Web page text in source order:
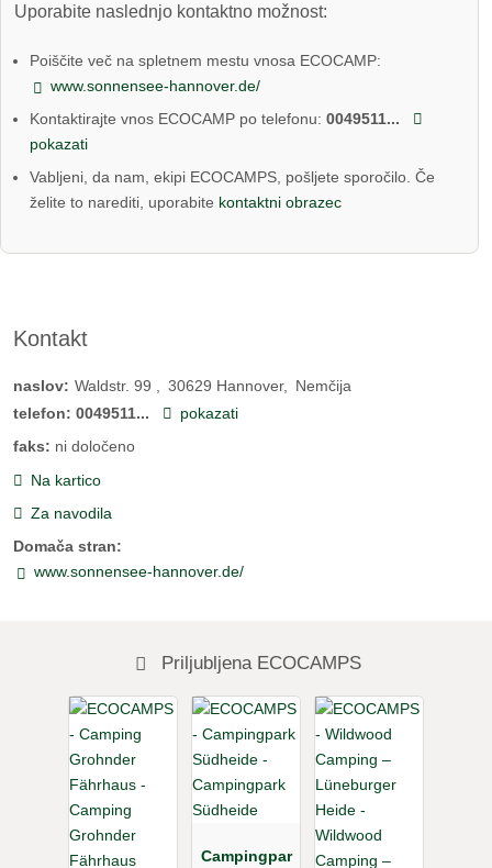
Uporabite naslednjo kontaktno možnost:
Poiščite več na spletnem mestu vnosa ECOCAMP:
www.sonnensee-hannover.de/
Kontaktirajte vnos ECOCAMP po telefonu:0049511...
pokazati
Vabljeni, da nam, ekipi ECOCAMPS, pošljete sporočilo. Če
želite to narediti, uporabite kontaktni obrazec
Kontakt
naslov: Waldstr. 99 30629 Hannover
Nemčija
telefon: 0049511...
pokazati
faks: ni določeno
Na kartico
Za navodila
Domača stran:
www.sonnensee-hannover.de/
Priljubljena ECOCAMPS
Campingpar